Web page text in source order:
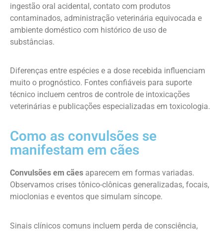
ingestão oral acidental, contato com produtos
contaminados, administração veterinária equivocada e
ambiente doméstico com histórico de uso de
substâncias.
Diferenças entre espécies e a dose recebida influenciam
muito o prognóstico. Fontes confiáveis para suporte
técnico incluem centros de controle de intoxicações
veterinárias e publicações especializadas em toxicologia.
Como as convulsões se
manifestam em cães
Convulsões em cães aparecem em formas variadas.
Observamos crises tônico-clônicas generalizadas, focais,
mioclonias e eventos que simulam síncope.
Sinais clínicos comuns incluem perda de consciência,